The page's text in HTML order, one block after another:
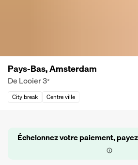
Pays-Bas, Amsterdam
De Looier3*
City break Centre ville
Échelonnez votre paiement,